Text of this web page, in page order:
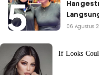
06 Agustus